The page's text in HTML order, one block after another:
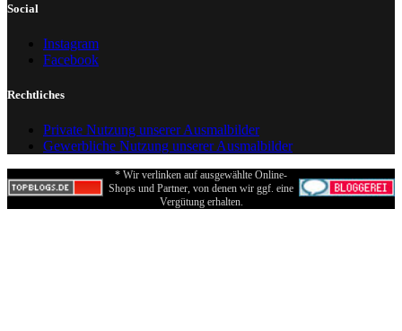
Social
Instagram
Facebook
Rechtliches
Private Nutzung unserer Ausmalbilder
Gewerbliche Nutzung unserer Ausmalbilder
* Wir verlinken auf ausgewählte Online-
Shops und Partner, von denen wir ggf. eine
Vergütung erhalten.